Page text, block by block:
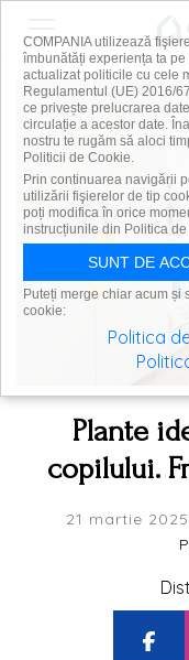
Plante
copilului.
21 martie 2025
COMPANIA utilizează
îmbunătăți experiența ta
actualizat politicile cu cele
Regulamentul (UE) 2016/
ce privește prelucrarea
circulație a acestor date.
nostru te rugăm să aloci
Politicii de Cookie.
Prin continuarea navigării
utilizării fişierelor de tip
poți modifica în orice
instrucțiunile din Politica
SUNT DE
Puteți merge chiar acum
cookie:
Politica